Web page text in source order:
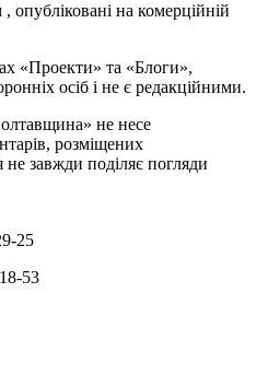
, опубліковані на комерційній
«Проекти» та «Блоги»,
осіб і не є редакційними.
не несе
розміщених
не завжди поділяє погляди
25
53